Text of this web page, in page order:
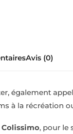
Avis (0)
également
à la récréation
Colissimo, pour le